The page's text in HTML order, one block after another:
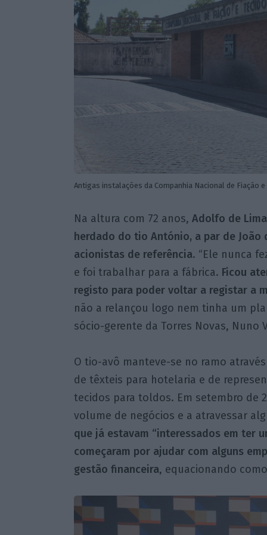
Antigas instalações da Companhia Nacional de Fiação
Na altura com 72 anos, Adolfo de
herdado do tio António, a par de João
acionistas de referência. “Ele nunca
e foi trabalhar para a fábrica. Ficou
registo para poder voltar a registar a
não a relançou logo nem tinha um
sócio-gerente da Torres Novas, Nuno
O tio-avô manteve-se no ramo
de têxteis para hotelaria e de
tecidos para toldos. Em setembro de
volume de negócios e a atravessar
que já estavam “interessados em ter
começaram por ajudar com alguns
gestão financeira, equacionando